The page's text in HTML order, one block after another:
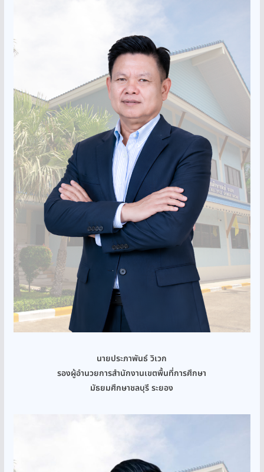
นายประภาพันธ์ วิเวก
รองผู้อำนวยการสำนักงานเขตพื้นที่การศึกษา
มัธยมศึกษาชลบุรี ระยอง